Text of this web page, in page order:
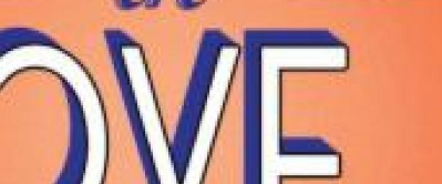
Burgenland
Kärnten
Salzburg
Tirol
Vorarlberg